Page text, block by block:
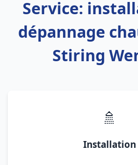
Service:
dépannage
Stiring
🚿
Installation